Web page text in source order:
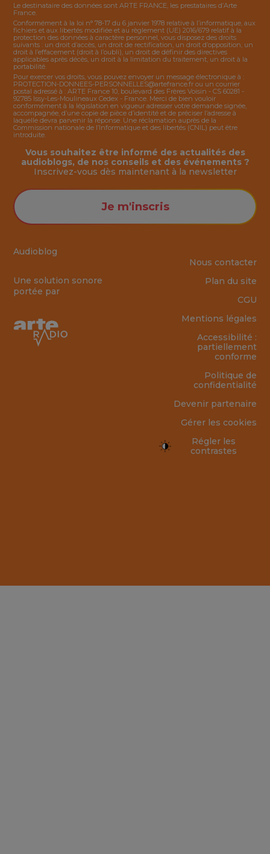
Le destinataire des données sont ARTE FRANCE, les prestataires d’Arte
France.
Conformément à la loi n° 78-17 du 6 janvier 1978 relative à l’informatique, aux
fichiers et aux libertés modifiée et au règlement (UE) 2016/679 relatif à la
protection des données à caractère personnel, vous disposez des droits
suivants : un droit d’accès, un droit de rectification, un droit d’opposition, un
droit à l’effacement (droit à l’oubli), un droit de définir des directives
applicables après décès, un droit à la limitation du traitement, un droit à la
portabilité.
Pour exercer vos droits, vous pouvez envoyer un message électronique à :
PROTECTION-DONNEES-PERSONNELLES@artefrance.fr ou un courrier
postal adressé à : ARTE France 10, boulevard des Frères Voisin - CS 60281 -
92785 Issy-Les-Moulineaux Cedex - France. Merci de bien vouloir
conformément à la législation en vigueur adresser votre demande signée,
accompagnée, d’une copie de pièce d’identité et de préciser l’adresse à
laquelle devra parvenir la réponse. Une réclamation auprès de la
Commission nationale de l’Informatique et des libertés (CNIL) peut être
introduite.
Audioblog
Une solution sonore
portée par
Vous souhaitez être informé des actualités des
audioblogs, de nos conseils et des événements ?
Inscrivez-vous dès maintenant à la newsletter
Je m'inscris
Nous contacter
Plan du site
CGU
Mentions légales
Accessibilité :
partiellement
conforme
Politique de
confidentialité
Devenir partenaire
Gérer les cookies
Régler les
contrastes